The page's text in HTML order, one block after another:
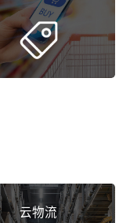
云物流